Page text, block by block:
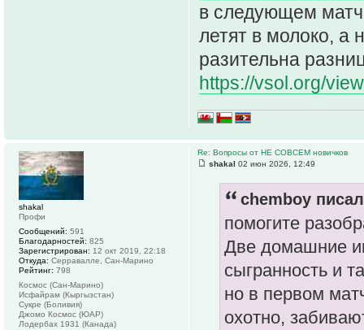
в следующем
летят в молоко, а
разительна
https://vsol.org/
Re: Вопросы от НЕ СОВСЕМ новичков
shakal 02 июн 2026, 12:49
chemboy
помогите
Две домашние
сыгранность и
но в первом
охотно,
shakal
Профи
Сообщений: 591
Благодарностей: 825
Зарегистрирован: 12 окт 2019, 22:18
Откуда: Серравалле, Сан-Марино
Рейтинг: 798
Космос (Сан-Марино)
Исфайрам (Кыргызстан)
Сукре (Боливия)
Джомо Космос (ЮАР)
Лодербах 1931 (Канада)